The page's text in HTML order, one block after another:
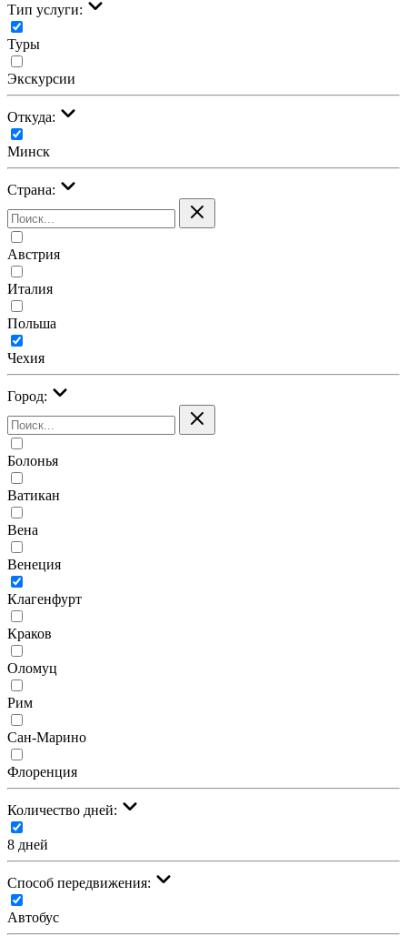
Тип услуги:
Туры
Экскурсии
Откуда:
Минск
Страна:
Австрия
Италия
Польша
Чехия
Город:
Болонья
Ватикан
Вена
Венеция
Клагенфурт
Краков
Оломуц
Рим
Сан-Марино
Флоренция
Количество дней:
8 дней
Cпособ передвижения:
Автобус